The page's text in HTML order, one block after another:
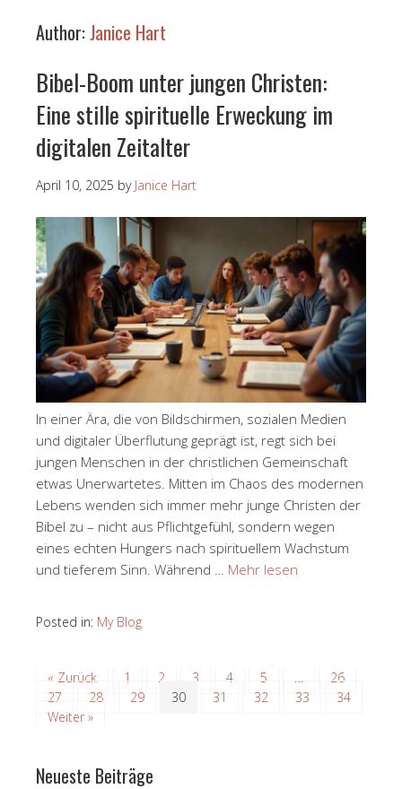
Author:Janice Hart
Bibel-Boom unter jungen Christen:
Eine stille spirituelle Erweckung im
digitalen Zeitalter
April 10, 2025 by Janice Hart
In einer Ära, die von Bildschirmen, sozialen Medien
und digitaler Überflutung geprägt ist, regt sich bei
jungen Menschen in der christlichen Gemeinschaft
etwas Unerwartetes. Mitten im Chaos des modernen
Lebens wenden sich immer mehr junge Christen der
Bibel zu – nicht aus Pflichtgefühl, sondern wegen
eines echten Hungers nach spirituellem Wachstum
und tieferem Sinn. Während … Mehr lesen
Posted in: My Blog
« Zurück 1 2 3 4 5
26
27
28 29 30 31 32 33
34
Weiter »
Neueste Beiträge